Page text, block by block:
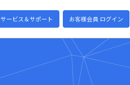
サービス＆サポート お客様会員 ログイン